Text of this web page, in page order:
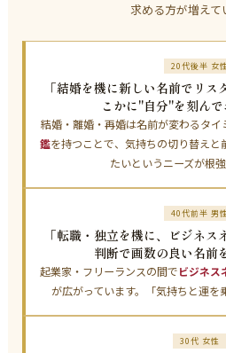
求める方が増えて
20代後半 女
「結婚を機に新しい名前でリ
こかに"自分"を刻んで
結婚・離婚・再婚は名前が変わるタイ
鑑を持つことで、気持ちの切り替え
たいというニーズが根強
40代前半 男
「転職・独立を機に、ビジネ
判断で画数の良い名前
起業家・フリーランスの間でビジネス
が広がっています。「気持ちと運を
30代 女性